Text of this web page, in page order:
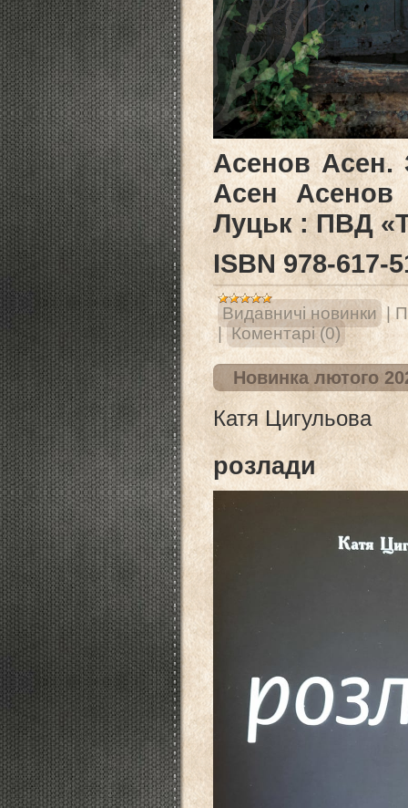
Асенов Асен.
Асен Асенов
Луцьк : ПВД
ISВN 978-617-
Видавничі новинки |
| Коментарі (0)
Новинка лютого
Катя Цигульова
розлади